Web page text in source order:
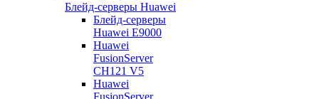
Блейд-серверы Huawei
Блейд-серверы
Huawei E9000
Huawei
FusionServer
CH121 V5
Huawei
FusionServer